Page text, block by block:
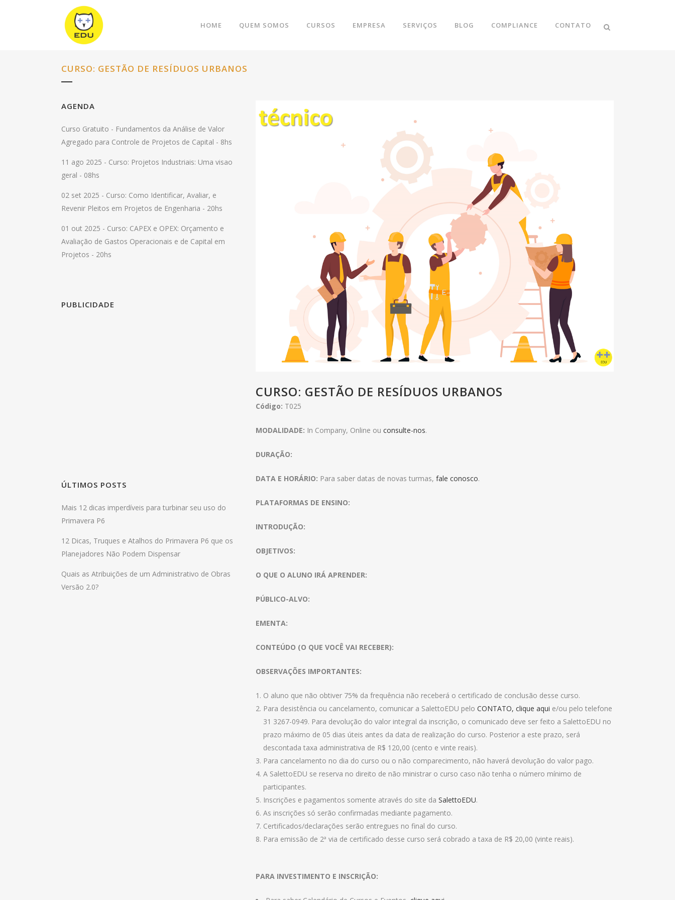
HOME QUEM SOMOS CURSOS EMPRESA SERVIÇOS BLOG COMPLIANCE CONTATO
CURSO: GESTÃO DE RESÍDUOS URBANOS
AGENDA
Curso Gratuito - Fundamentos da Análise de Valor
Agregado para Controle de Projetos de Capital - 8hs
11 ago 2025 - Curso: Projetos Industriais: Uma visao
geral - 08hs
02 set 2025 - Curso: Como Identificar, Avaliar, e
Revenir Pleitos em Projetos de Engenharia - 20hs
01 out 2025 - Curso: CAPEX e OPEX: Orçamento e
Avaliação de Gastos Operacionais e de Capital em
Projetos - 20hs
PUBLICIDADE
ÚLTIMOS POSTS
Mais 12 dicas imperdíveis para turbinar seu uso do
Primavera P6
12 Dicas, Truques e Atalhos do Primavera P6 que os
Planejadores Não Podem Dispensar
Quais as Atribuições de um Administrativo de Obras
Versão 2.0?
CURSO: GESTÃO DE RESÍDUOS URBANOS
Código: T025
MODALIDADE: In Company, Online ou consulte-nos.
DURAÇÃO:
DATA E HORÁRIO: Para saber datas de novas turmas, fale conosco.
PLATAFORMAS DE ENSINO:
INTRODUÇÃO:
OBJETIVOS:
O QUE O ALUNO IRÁ APRENDER:
PÚBLICO-ALVO:
EMENTA:
CONTEÚDO (O QUE VOCÊ VAI RECEBER):
OBSERVAÇÕES IMPORTANTES:
O aluno que não obtiver 75% da frequência não receberá o certificado de conclusão desse curso.
Para desistência ou cancelamento, comunicar a SalettoEDU pelo CONTATO, clique aqui e/ou pelo telefone
31 3267-0949. Para devolução do valor integral da inscrição, o comunicado deve ser feito a SalettoEDU no
prazo máximo de 05 dias úteis antes da data de realização do curso. Posterior a este prazo, será
descontada taxa administrativa de R$ 120,00 (cento e vinte reais).
Para cancelamento no dia do curso ou o não comparecimento, não haverá devolução do valor pago.
A SalettoEDU se reserva no direito de não ministrar o curso caso não tenha o número mínimo de
participantes.
Inscrições e pagamentos somente através do site da SalettoEDU.
As inscrições só serão confirmadas mediante pagamento.
Certificados/declarações serão entregues no final do curso.
Para emissão de 2ª via de certificado desse curso será cobrado a taxa de R$ 20,00 (vinte reais).
PARA INVESTIMENTO E INSCRIÇÃO: